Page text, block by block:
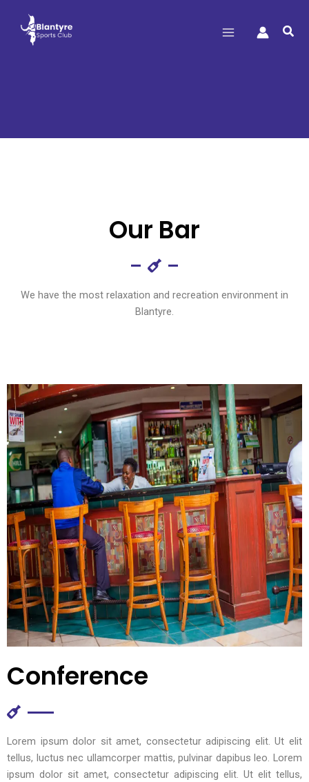
Our Bar
We have the most relaxation and recreation environment in
Blantyre.
Conference
Lorem ipsum dolor sit amet, consectetur adipiscing elit. Ut elit
tellus, luctus nec ullamcorper mattis, pulvinar dapibus leo. Lorem
ipsum dolor sit amet, consectetur adipiscing elit. Ut elit tellus,